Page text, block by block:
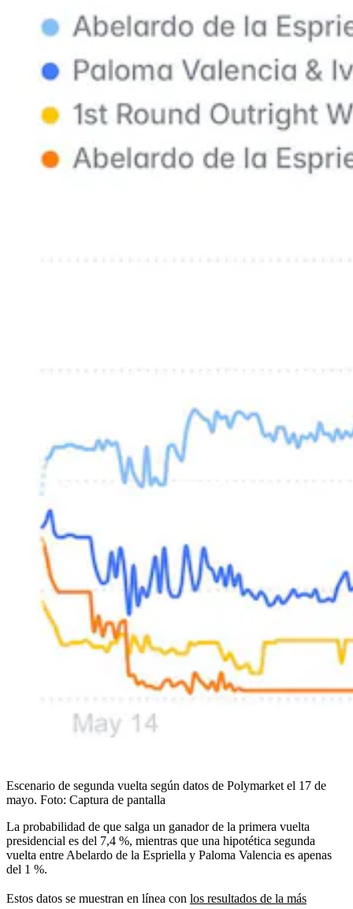
Escenario de segunda vuelta según datos de Polymarket el 17 de
mayo. Foto: Captura de pantalla
La probabilidad de que salga un ganador de la primera vuelta
presidencial es del 7,4 %, mientras que una hipotética segunda
vuelta entre Abelardo de la Espriella y Paloma Valencia es apenas
del 1 %.
Estos datos se muestran en línea con los resultados de la más